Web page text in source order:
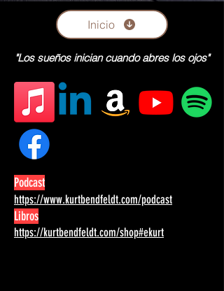
Inicio
"Los sueños inician cuando abres los ojos"
Podcast
https://www.kurtbendfeldt.com/podcast
Libros
https://kurtbendfeldt.com/shop#ekurt